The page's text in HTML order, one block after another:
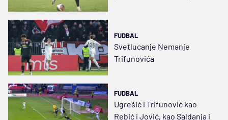
FUDBAL
Svetlucanje Nemanje
Trifunovića
FUDBAL
Ugrešić i Trifunović kao
Rebić i Jović, kao Saldanja i